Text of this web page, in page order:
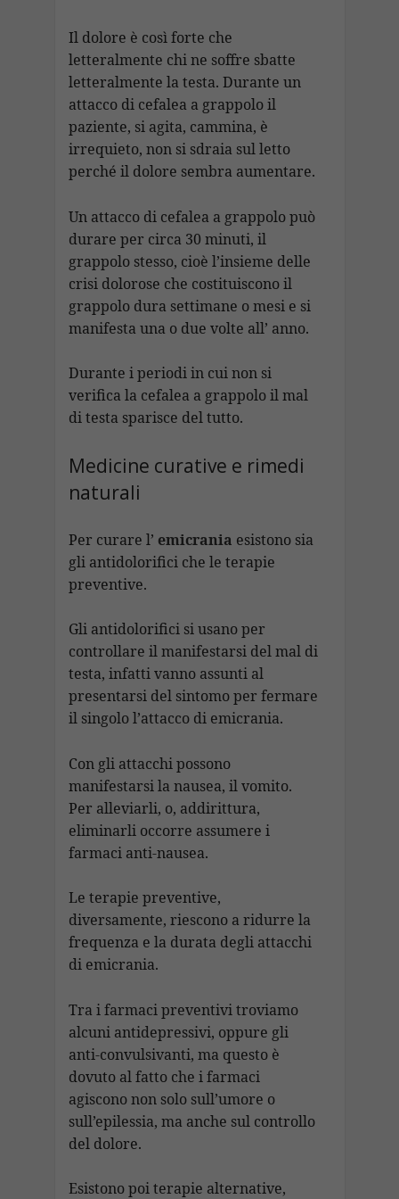
Il dolore è così forte che
letteralmente chi ne soffre sbatte
letteralmente la testa. Durante un
attacco di cefalea a grappolo il
paziente, si agita, cammina, è
irrequieto, non si sdraia sul letto
perché il dolore sembra aumentare.
Un attacco di cefalea a grappolo può
durare per circa 30 minuti, il
grappolo stesso, cioè l’insieme delle
crisi dolorose che costituiscono il
grappolo dura settimane o mesi e si
manifesta una o due volte all’ anno.
Durante i periodi in cui non si
verifica la cefalea a grappolo il mal
di testa sparisce del tutto.
Medicine curative e rimedi
naturali
Per curare l’ emicrania esistono sia
gli antidolorifici che le terapie
preventive.
Gli antidolorifici si usano per
controllare il manifestarsi del mal di
testa, infatti vanno assunti al
presentarsi del sintomo per fermare
il singolo l’attacco di emicrania.
Con gli attacchi possono
manifestarsi la nausea, il vomito.
Per alleviarli, o, addirittura,
eliminarli occorre assumere i
farmaci anti-nausea.
Le terapie preventive,
diversamente, riescono a ridurre la
frequenza e la durata degli attacchi
di emicrania.
Tra i farmaci preventivi troviamo
alcuni antidepressivi, oppure gli
anti-convulsivanti, ma questo è
dovuto al fatto che i farmaci
agiscono non solo sull’umore o
sull’epilessia, ma anche sul controllo
del dolore.
Esistono poi terapie alternative,